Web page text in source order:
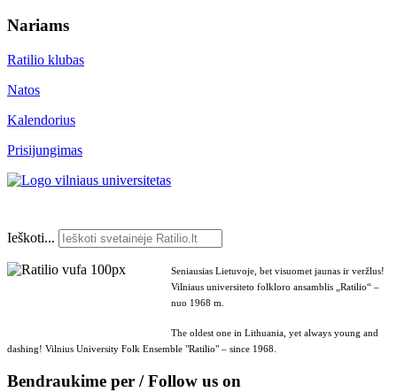
Nariams
Ratilio klubas
Natos
Kalendorius
Prisijungimas
Ieškoti...
Seniausias Lietuvoje, bet visuomet jaunas ir veržlus!
Vilniaus universiteto folkloro ansamblis „Ratilio“ –
nuo 1968 m.
The oldest one in Lithuania, yet always young and
dashing! Vilnius University Folk Ensemble "Ratilio" – since 1968.
Bendraukime per / Follow us on